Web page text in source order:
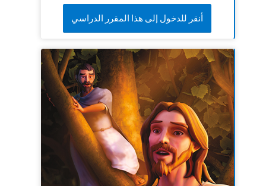
أنقر للدخول إلى هذا المقرر الدراسي